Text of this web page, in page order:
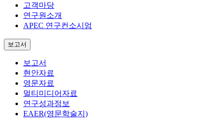
고객마당
연구원소개
APEC 연구컨소시엄
보고서
보고서
현안자료
영문자료
멀티미디어자료
연구성과정보
EAER(영문학술지)